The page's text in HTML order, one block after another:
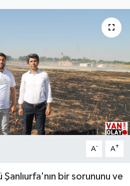
A- A+
bir sorununu ve